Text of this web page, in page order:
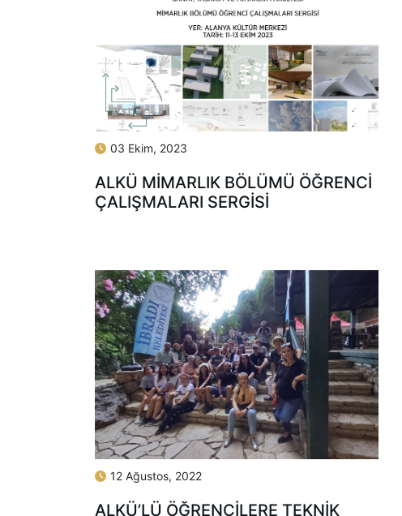
03 Ekim, 2023
ALKÜ MİMARLIK BÖLÜMÜ ÖĞRENCİ
ÇALIŞMALARI SERGİSİ
12 Ağustos, 2022
ALKÜ’LÜ ÖĞRENCİLERE TEKNİK